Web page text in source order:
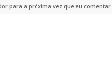
para a próxima vez que eu comentar.